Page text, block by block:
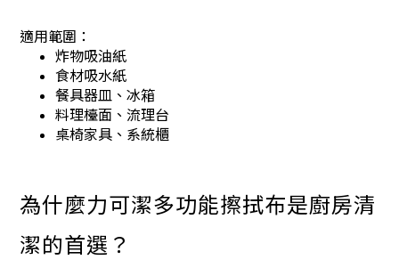
適用範圍：
炸物吸油紙
食材吸水紙
餐具器皿、冰箱
料理檯面、流理台
桌椅家具、系統櫃
為什麼力可潔多功能擦拭布是廚房清
潔的首選？